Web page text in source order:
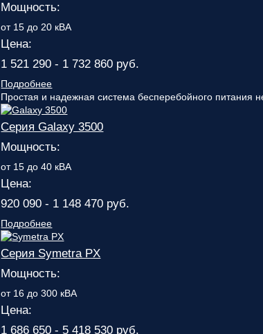
Мощность:
от 15 до 20 кВА
Цена:
1 521 290 - 1 732 860 руб.
Подробнее
Простая и надежная система бесперебойного питания
Серия Galaxy 3500
Мощность:
от 15 до 40 кВА
Цена:
920 090 - 1 148 470 руб.
Подробнее
Серия Symetra PX
Мощность:
от 16 до 300 кВА
Цена:
1 686 650 - 5 418 530 руб.